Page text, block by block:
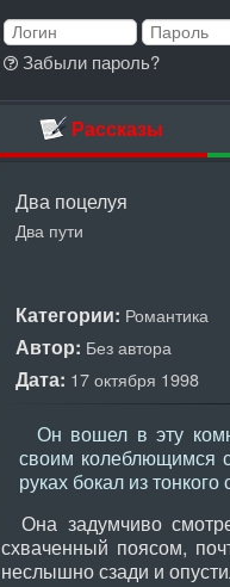
Забыли пароль?
Рассказы
Два поцелуя
Два пути
Категории: Романтика
Автор: Без автора
Дата: 17 октября 1998
Он вошел в эту
своим колеблющимся
руках бокал из
Она задумчиво
схваченный поясом,
неслышно сзади и